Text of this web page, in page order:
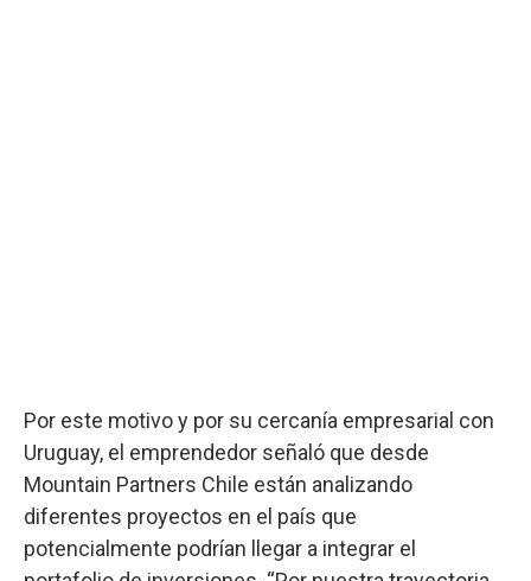
Por este motivo y por su cercanía empresarial con
Uruguay, el emprendedor señaló que desde
Mountain Partners Chile están analizando
diferentes proyectos en el país que
potencialmente podrían llegar a integrar el